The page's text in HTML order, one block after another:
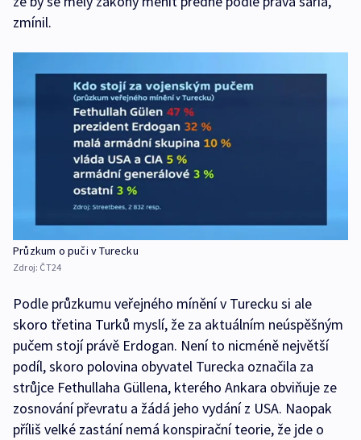
zmínil.
Průzkum o puči v Turecku
Zdroj: ČT24
Podle průzkumu veřejného mínění v Turecku si ale
skoro třetina Turků myslí, že za aktuálním neúspěšným
pučem stojí právě Erdogan. Není to nicméně největší
podíl, skoro polovina obyvatel Turecka označila za
strůjce Fethullaha Güllena, kterého Ankara obviňuje ze
zosnování převratu a žádá jeho vydání z USA. Naopak
příliš velké zastání nemá konspirační teorie, že jde o